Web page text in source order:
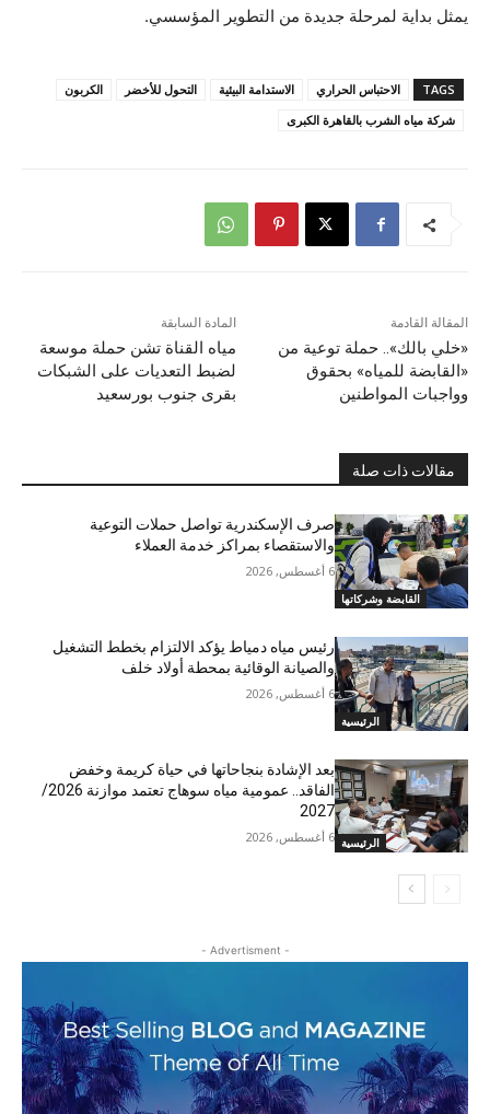
يمثل بداية لمرحلة جديدة من التطوير المؤسسي.
TAGS الاحتباس الحراري الاستدامة البيئية التحول للأخضر
الكربون
شركة مياه الشرب بالقاهرة الكبرى
المادة السابقة
مياه القناة تشن حملة موسعة
لضبط التعديات على الشبكات
بقرى جنوب بورسعيد
المقالة القادمة
«خلي بالك».. حملة توعية من
«القابضة للمياه» بحقوق
وواجبات المواطنين
مقالات ذات صلة
القابضة وشركاتها
صرف الإسكندرية تواصل حملات التوعية
والاستقصاء بمراكز خدمة العملاء
6 أغسطس, 2026
الرئيسية
رئيس مياه دمياط يؤكد الالتزام بخطط التشغيل
والصيانة الوقائية بمحطة أولاد خلف
6 أغسطس, 2026
الرئيسية
بعد الإشادة بنجاحاتها في حياة كريمة وخفض
الفاقد.. عمومية مياه سوهاج تعتمد موازنة 2026/
2027
6 أغسطس, 2026
- Advertisment -